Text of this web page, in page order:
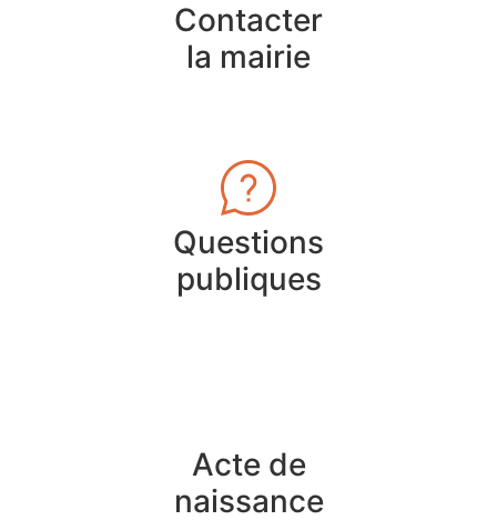
Contacter
la mairie
Questions
publiques
Acte de
naissance